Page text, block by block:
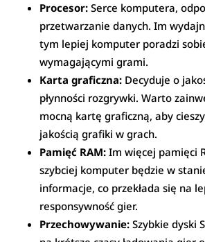
Procesor: Serce komputera,
przetwarzanie danych. Im
tym lepiej komputer poradzi
wymagającymi grami.
Karta graficzna: Decyduje o
płynności rozgrywki. Warto
mocną kartę graficzną, aby
jakością grafiki w grach.
Pamięć RAM: Im więcej pamięci
szybciej komputer będzie w
informacje, co przekłada się na
responsywność gier.
Przechowywanie: Szybkie dyski